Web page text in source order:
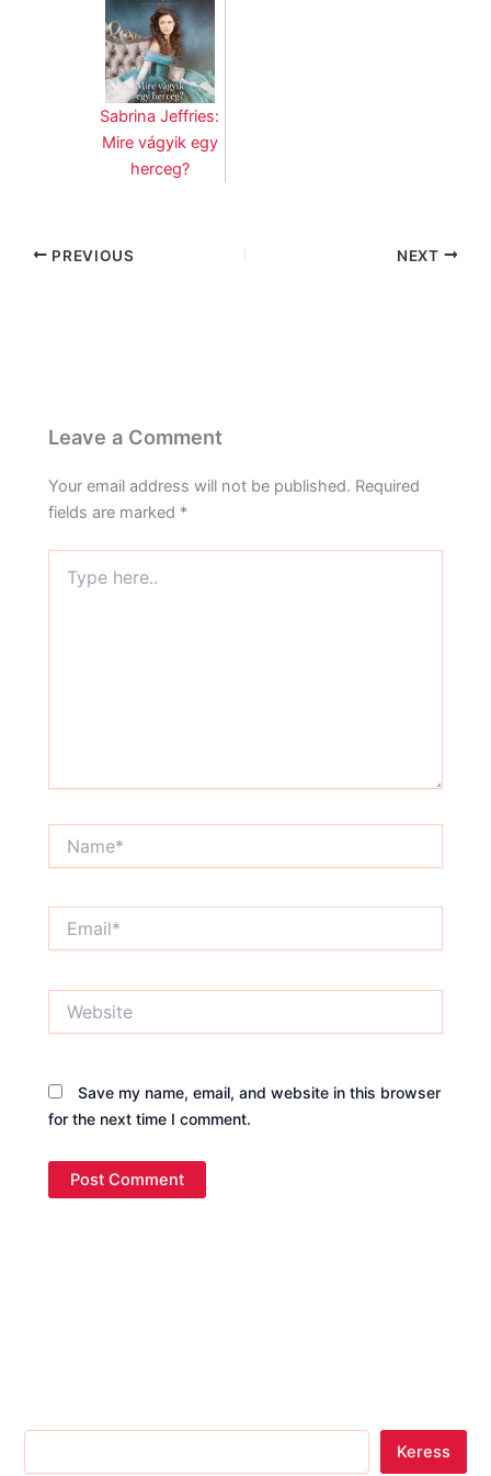
Sabrina Jeffries:
Mire vágyik egy
herceg?
PREVIOUS NEXT
Leave a Comment
Your email address will not be published. Required
fields are marked *
here..
Save my name, email, and website in this browser
for the next time I comment.
Keress